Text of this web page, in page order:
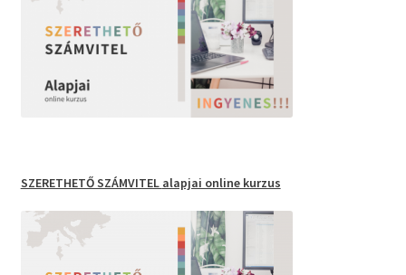
SZERETHETŐ SZÁMVITEL alapjai online kurzus